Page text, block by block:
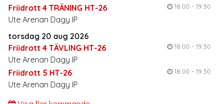
Friidrott 4 TRÄNING HT-26
18:00 - 19:30
Ute Arenan Dagy IP
torsdag 20 aug 2026
Friidrott 4 TÄVLING HT-26
18:00 - 19:30
Ute Arenan Dagy IP
Friidrott 5 HT-26
18:00 - 19:30
Ute Arenan Dagy IP